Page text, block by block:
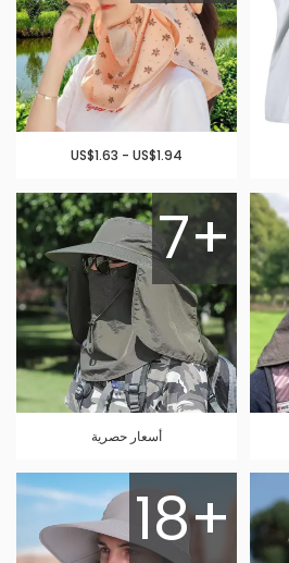
US$1.63 - US$1.94
7+
أسعار حصرية
18+